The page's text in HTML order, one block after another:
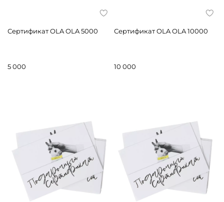
Сертификат OLA OLA 5000
5 000
Сертификат OLA OLA 10000
10 000